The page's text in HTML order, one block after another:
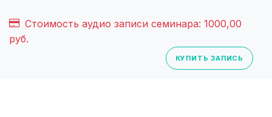
Стоимость аудио записи семинара: 1000,00
руб.
КУПИТЬ ЗАПИСЬ